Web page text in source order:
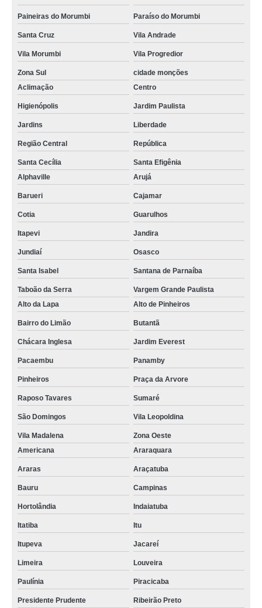
Paineiras do Morumbi Paraíso do Morumbi
Santa Cruz Vila Andrade
Vila Morumbi Vila Progredior
Zona Sul
cidade monções
Aclimação
Centro
Higienópolis Jardim Paulista
Jardins Liberdade
Região Central República
Santa Cecília
Santa Efigênia
Alphaville
Arujá
Barueri Cajamar
Cotia Guarulhos
Itapevi Jandira
Jundiaí Osasco
Santa Isabel Santana de Parnaíba
Taboão da Serra
Vargem Grande Paulista
Alto da Lapa
Alto de Pinheiros
Bairro do Limão Butantã
Chácara Inglesa Jardim Everest
Pacaembu Panamby
Pinheiros Praça da Arvore
Raposo Tavares Sumaré
São Domingos Vila Leopoldina
Vila Madalena
Zona Oeste
Americana
Araraquara
Araras Araçatuba
Bauru Campinas
Hortolândia Indaiatuba
Itatiba Itu
Itupeva Jacareí
Limeira Louveira
Paulínia Piracicaba
Presidente Prudente Ribeirão Preto